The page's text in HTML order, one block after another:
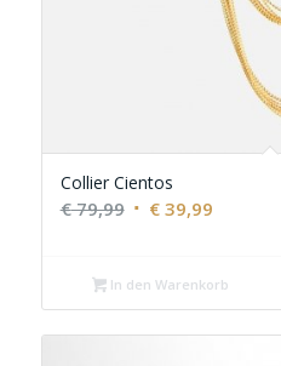
Collier Cientos
€79,99 Ursprünglicher
€ 79,99
€39,99Aktueller
€ 39,99.
In den Warenkorb